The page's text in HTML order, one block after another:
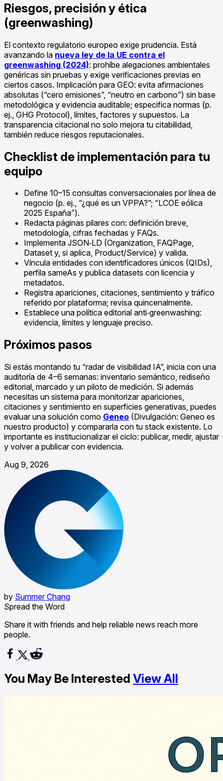
Riesgos, precisión y ética
(greenwashing)
El contexto regulatorio europeo exige prudencia. Está
avanzando la nueva ley de la UE contra el
greenwashing (2024): prohíbe alegaciones ambientales
genéricas sin pruebas y exige verificaciones previas en
ciertos casos. Implicación para GEO: evita afirmaciones
absolutas (“cero emisiones”, “neutro en carbono”) sin base
metodológica y evidencia auditable; especifica normas (p.
ej., GHG Protocol), límites, factores y supuestos. La
transparencia citacional no solo mejora tu citabilidad,
también reduce riesgos reputacionales.
Checklist de implementación para tu
equipo
Define 10–15 consultas conversacionales por línea de
negocio (p. ej., “¿qué es un VPPA?”; “LCOE eólica
2025 España”).
Redacta páginas pilares con: definición breve,
metodología, cifras fechadas y FAQs.
Implementa JSON‑LD (Organization, FAQPage,
Dataset y, si aplica, Product/Service) y valida.
Víncula entidades con identificadores únicos (QIDs),
perfila sameAs y publica datasets con licencia y
metadatos.
Registra apariciones, citaciones, sentimiento y tráfico
referido por plataforma; revisa quincenalmente.
Establece una política editorial anti‑greenwashing:
evidencia, límites y lenguaje preciso.
Próximos pasos
Si estás montando tu “radar de visibilidad IA”, inicia con una
auditoría de 4–6 semanas: inventario semántico, rediseño
editorial, marcado y un piloto de medición. Si además
necesitas un sistema para monitorizar apariciones,
citaciones y sentimiento en superficies generativas, puedes
evaluar una solución como Geneo (Divulgación: Geneo es
nuestro producto) y compararla con tu stack existente. Lo
importante es institucionalizar el ciclo: publicar, medir, ajustar
y volver a publicar con evidencia.
Aug 9, 2026
by Summer Chang
Spread the Word
Share it with friends and help reliable news reach more
people.
You May Be Interested View All